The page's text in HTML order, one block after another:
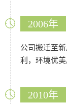
2006年
公司搬迁至
利，环境优美
2010年